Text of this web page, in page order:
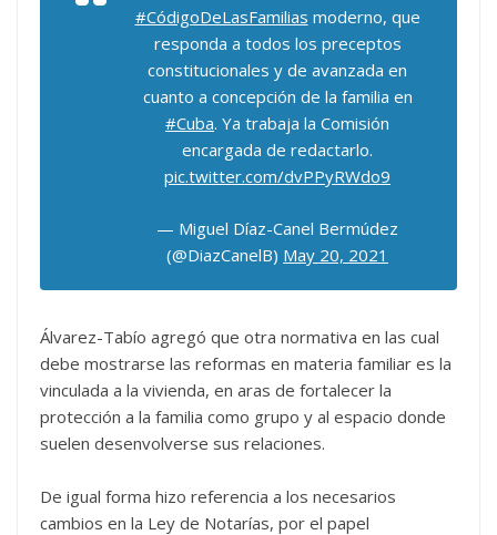
#CódigoDeLasFamilias moderno, que
responda a todos los preceptos
constitucionales y de avanzada en
cuanto a concepción de la familia en
#Cuba. Ya trabaja la Comisión
encargada de redactarlo.
pic.twitter.com/dvPPyRWdo9
— Miguel Díaz-Canel Bermúdez
(@DiazCanelB) May 20, 2021
Álvarez-Tabío agregó que otra normativa en las cual
debe mostrarse las reformas en materia familiar es la
vinculada a la vivienda, en aras de fortalecer la
protección a la familia como grupo y al espacio donde
suelen desenvolverse sus relaciones.
De igual forma hizo referencia a los necesarios
cambios en la Ley de Notarías, por el papel